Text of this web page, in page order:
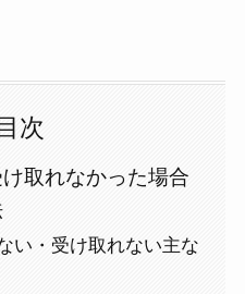
目次
取れなかった場合
い・受け取れない主な